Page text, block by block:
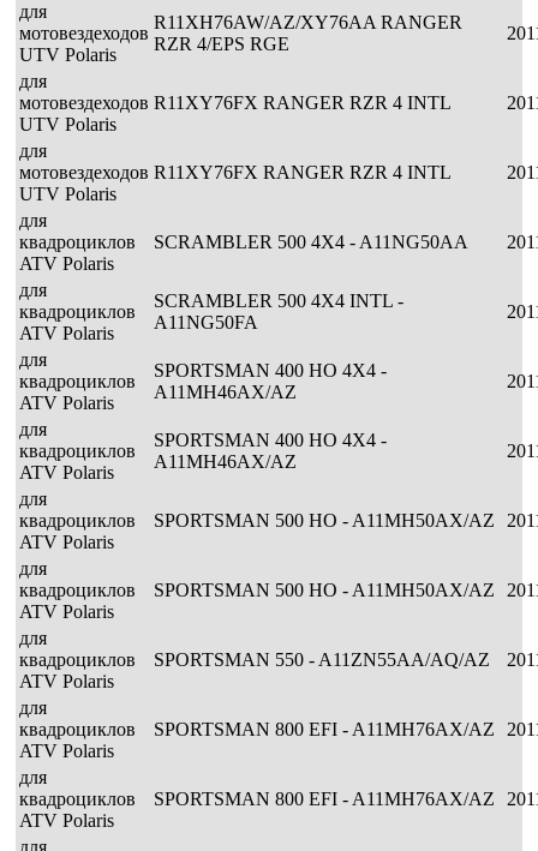
для
мотовездеходов
UTV Polaris
R11XH76AW/AZ/XY76AA RANGER
RZR 4/EPS RGE
для
мотовездеходов
UTV Polaris
R11XY76FX RANGER RZR 4 INTL
для
мотовездеходов
UTV Polaris
R11XY76FX RANGER RZR 4 INTL
для
квадроциклов
ATV Polaris
SCRAMBLER 500 4X4 - A11NG50AA
для
квадроциклов
ATV Polaris
SCRAMBLER 500 4X4 INTL -
A11NG50FA
для
квадроциклов
ATV Polaris
SPORTSMAN 400 HO 4X4 -
A11MH46AX/AZ
для
квадроциклов
ATV Polaris
SPORTSMAN 400 HO 4X4 -
A11MH46AX/AZ
для
квадроциклов
ATV Polaris
SPORTSMAN 500 HO - A11MH50AX/AZ
для
квадроциклов
ATV Polaris
SPORTSMAN 500 HO - A11MH50AX/AZ
для
квадроциклов
ATV Polaris
SPORTSMAN 550 - A11ZN55AA/AQ/AZ
для
квадроциклов
ATV Polaris
SPORTSMAN 800 EFI - A11MH76AX/AZ
для
квадроциклов
ATV Polaris
SPORTSMAN 800 EFI - A11MH76AX/AZ